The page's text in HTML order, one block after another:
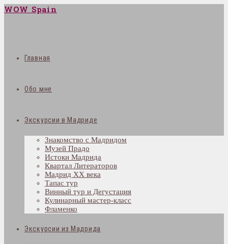
WOW Spain
Главная
Обо мне
Экскурсии в Мадриде
Знакомство с Мадридом
Музей Прадо
Истоки Мадрида
Квартал Литераторов
Мадрид XX века
Тапас тур
Винный тур и Дегустация
Кулинарный мастер-класс
Фламенко
Экскурсии из Мадрида